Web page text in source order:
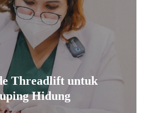
Threadlift untuk
Hidung